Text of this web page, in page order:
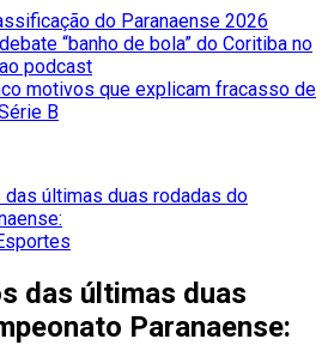
do Paranaense 2026
“banho de bola” do Coritiba no
podcast
motivos que explicam fracasso de
B
últimas duas rodadas do
das últimas duas
Paranaense: